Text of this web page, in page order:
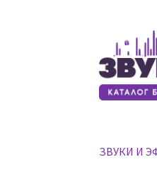
Перейти
к
навигации
Перейти
к
ЗВУКИ И